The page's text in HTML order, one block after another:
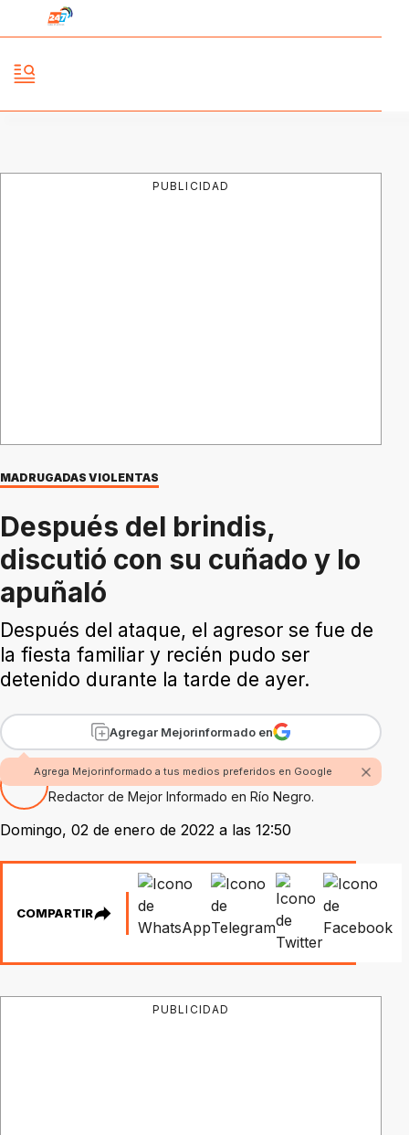
PUBLICIDAD
MADRUGADAS VIOLENTAS
Después del brindis,
discutió con su cuñado y lo
apuñaló
Después del ataque, el agresor se fue de
la fiesta familiar y recién pudo ser
detenido durante la tarde de ayer.
Agregar Mejorinformado en
Agrega Mejorinformado a tus medios preferidos en Google
Por Fabian Rossi
Redactor de Mejor Informado en Río Negro.
Domingo, 02 de enero de 2022 a las 12:50
COMPARTIR
PUBLICIDAD